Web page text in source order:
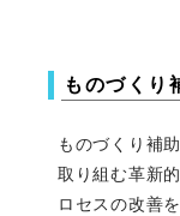
ものづくり
ものづくり補
取り組む革新
ロセスの改善